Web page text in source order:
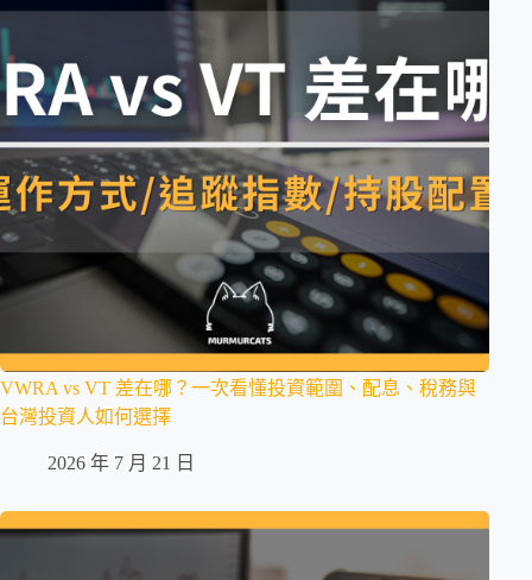
VWRA vs VT 差在哪？一次看懂投資範圍、配息、稅務與
台灣投資人如何選擇
2026 年 7 月 21 日